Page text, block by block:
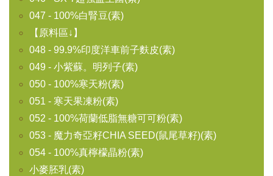
047 - 100%白腎豆(素)
【原料區↓】
048 - 99.9%印度洋車前子麩皮(素)
049 - 小紫蘇。明列子(素)
050 - 100%寒天粉(素)
051 - 寒天果凍粉(素)
052 - 100%荷蘭低脂無糖可可粉(素)
053 - 魔力奇亞籽CHIA SEED(鼠尾草籽)(素)
054 - 100%真檸檬晶粉(素)
小麥胚乳(素)